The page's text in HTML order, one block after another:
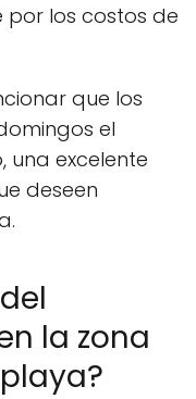
los costos de
que los
el
una excelente
deseen
la zona